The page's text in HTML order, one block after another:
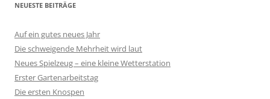
NEUESTE BEITRÄGE
Auf ein gutes neues Jahr
Die schweigende Mehrheit wird laut
Neues Spielzeug – eine kleine Wetterstation
Erster Gartenarbeitstag
Die ersten Knospen